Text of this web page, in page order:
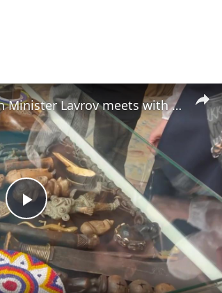
Play
Video
Russia: Russia's Foreign Minister Lavrov meets with African diplomatic mission heads.